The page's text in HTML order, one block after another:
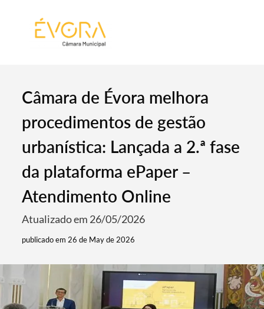
Câmara de Évora melhora
procedimentos de gestão
urbanística: Lançada a 2.ª fase
da plataforma ePaper –
Atendimento Online
Atualizado em 26/05/2026
publicado em 26 de May de 2026